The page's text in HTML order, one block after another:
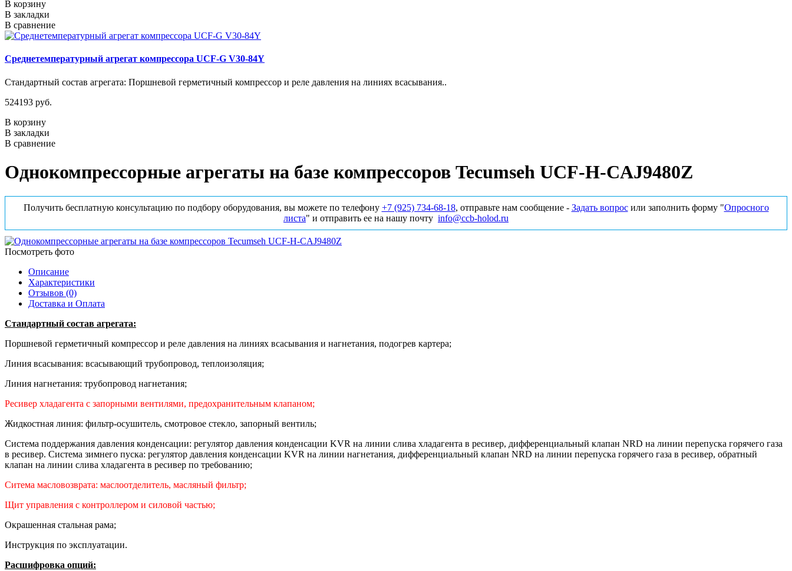
В корзину
В закладки
В сравнение
Среднетемпературный агрегат компрессора UCF-G V30-84Y
Стандартный состав агрегата: Поршневой герметичный компрессор и реле давления на линиях всасывания..
524193 руб.
В корзину
В закладки
В сравнение
Однокомпрессорные агрегаты на базе компрессоров Tecumseh UCF-H-CAJ9480Z
Получить бесплатную консультацию по подбору оборудования, вы можете по телефону +7 (925) 734‑68‑18, отправьте нам сообщение - Задать вопросили заполнить форму "Опросного
листа" и отправить ее на нашу почту info@ccb-holod.ru
Посмотреть фото
Описание
Характеристики
Отзывов (0)
Доставка и Оплата
Стандартный состав агрегата:
Поршневой герметичный компрессор и реле давления на линиях всасывания и нагнетания, подогрев картера;
Линия всасывания: всасывающий трубопровод, теплоизоляция;
Линия нагнетания: трубопровод нагнетания;
Ресивер хладагента с запорными вентилями, предохранительным клапаном;
Жидкостная линия: фильтр-осушитель, смотровое стекло, запорный вентиль;
Система поддержания давления конденсации: регулятор давления конденсации KVR на линии слива хладагента в ресивер, дифференциальный клапан NRD на линии перепуска горячего газа
в ресивер. Система зимнего пуска: регулятор давления конденсации KVR на линии нагнетания, дифференциальный клапан NRD на линии перепуска горячего газа в ресивер, обратный
клапан на линии слива хладагента в ресивер по требованию;
Ситема масловозврата: маслоотделитель, масляный фильтр;
Щит управления с контроллером и силовой частью;
Окрашенная стальная рама;
Инструкция по эксплуатации.
Расшифровка опций: